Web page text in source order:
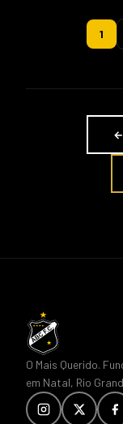
1
←
O Mais Querido.
em Natal, Rio